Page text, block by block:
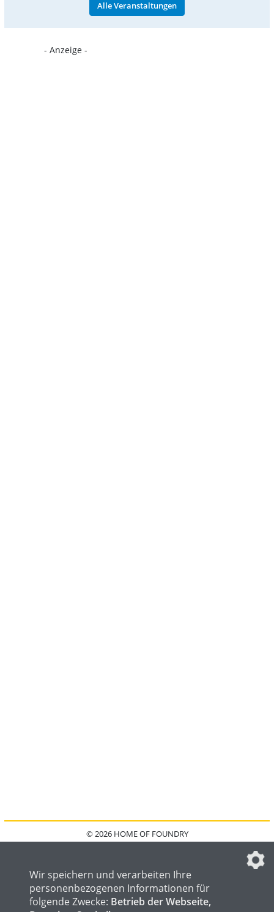
Alle Veranstaltungen
- Anzeige -
© 2026 HOME OF FOUNDRY
DATENSCHUTZEINSTELLUNGEN
Wir speichern und verarbeiten Ihre
personenbezogenen Informationen für
folgende Zwecke: Betrieb der Webseite,